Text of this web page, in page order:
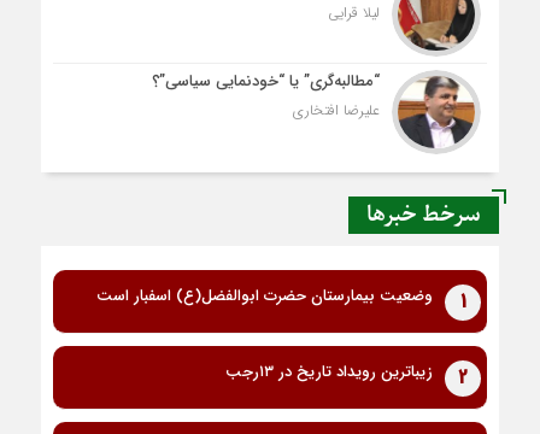
لیلا قرایی
“مطالبه‌گری” یا “خودنمایی سیاسی”؟
علیرضا افتخاری
سرخط خبرها
1 وضعیت بیمارستان حضرت ابوالفضل(ع) اسفبار است
2 زیباترین رویداد تاریخ در ۱۳رجب